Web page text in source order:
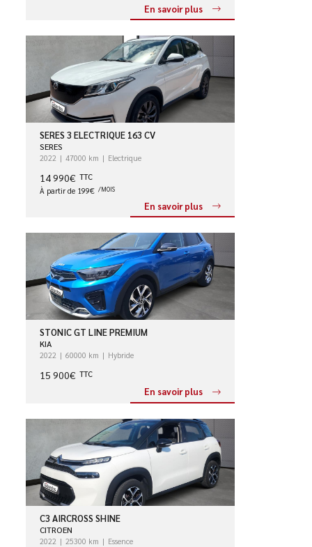
En savoir plus
SERES 3 ELECTRIQUE 163 CV
SERES
2022 47000 km Electrique
14 990€ TTC
À partir de 199€ /MOIS
En savoir plus
STONIC GT LINE PREMIUM
KIA
2022 60000 km Hybride
15 900€ TTC
En savoir plus
C3 AIRCROSS SHINE
CITROEN
2022 25300 km Essence